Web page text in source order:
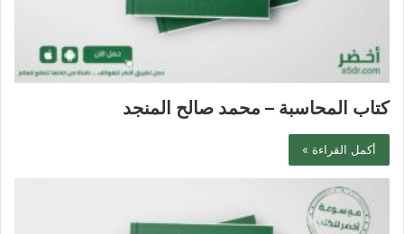
كتاب المحاسبة – محمد صالح المنجد
أكمل القراءة »